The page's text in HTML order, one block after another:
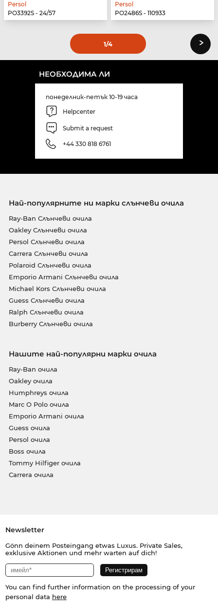
Persol
PO3392S - 24/57
Persol
PO2486S - 110933
1/4 ›
НЕОБХОДИМА ЛИ
понеделник-петък 10-19 часа
Helpcenter
Submit a request
+44 330 818 6761
Най-популярните ни марки слънчеви очила
Ray-Ban Слънчеви очила
Oakley Слънчеви очила
Persol Слънчеви очила
Carrera Слънчеви очила
Polaroid Слънчеви очила
Emporio Armani Слънчеви очила
Michael Kors Слънчеви очила
Guess Слънчеви очила
Ralph Слънчеви очила
Burberry Слънчеви очила
Нашите най-популярни марки очила
Ray-Ban очила
Oakley очила
Humphreys очила
Marc O Polo очила
Emporio Armani очила
Guess очила
Persol очила
Boss очила
Tommy Hilfiger очила
Carrera очила
Newsletter
Gönn deinem Posteingang etwas Luxus. Private Sales,
exklusive Aktionen und mehr warten auf dich!
You can find further information on the processing of your
personal data here